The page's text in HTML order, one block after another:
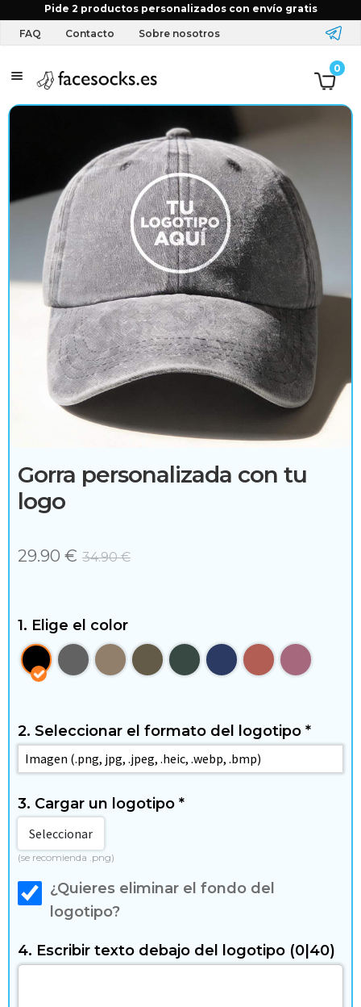
Pide 2 productos personalizados con envío gratis
FAQ Contacto Sobre nosotros
0
Inicio Tienda Gorras Todos los diseños
Gorra
personalizada con tu logo
T
e
t
i
l
y
a
c
c
e
r
o
g
a
r
y
t
i
e
m
Gorra personalizada con tu
logo
29.90 € 34.90€
1. Elige el color
2. Seleccionar el formato del logotipo *
3. Cargar un logotipo *
Seleccionar
(se recomienda .png)
¿Quieres eliminar el fondo del
logotipo?
4. Escribir texto debajo del logotipo (0|40)